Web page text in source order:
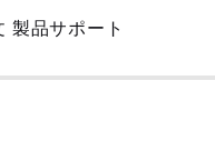
製品サポート